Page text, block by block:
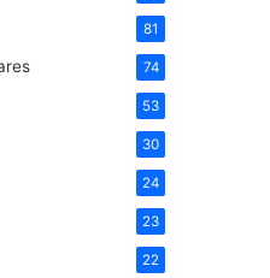
81
74
53
30
24
23
22